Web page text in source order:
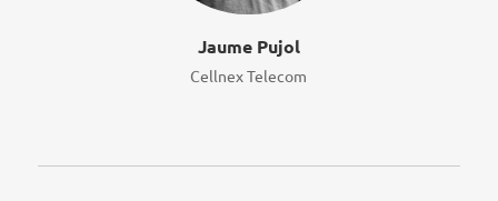
Jaume Pujol
Cellnex Telecom